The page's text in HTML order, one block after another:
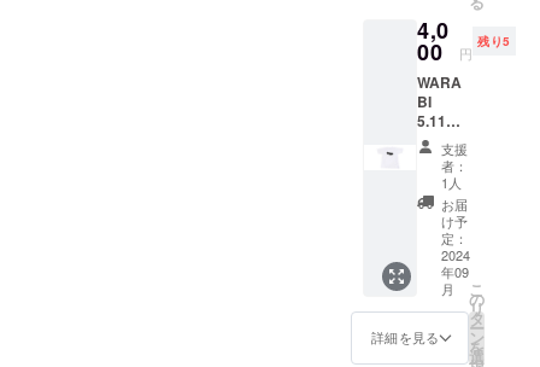
原産国:
日本 原
材料
名：米
こうじ
（国内
製
造）、
米（埼
玉県
産） わ
らび
ちゃん
のあま
ざけ
ゆず 名
称：あ
まざけ
内容
量：
770ｇ
保存方
法：直
射日光
多湿避
けて保
存 賞味
期限：
商品発
送時点
で90日
以上の
ものを
お届け
いたし
720ml
原材料
名：米
（国
産）、
米こう
じ（国
米）・
醸造ア
ルコー
ル 精米
歩合：
60％ ア
15％ 日
として
田んぼ
しなが
ら手間
をかけ
て育て
ていま
す。 保
存料や
着色
料、香
料を加
えず、
砂糖や
使用し
ていな
ただけ
ます。
もちに
使う桜
の葉の
塩漬け
を使用
するこ
とで、
お米が
ベース
である
ことで
道明寺
な風味
も味わ
100％
クルー
ネック
タイ
プ。 蕨
のゆず
と山椒
を使っ
たクラ
フト
ビール
のラベ
ルとお
同じデ
ザイン
のオリ
ジナルT
弊社
ホーム
ページ
へのお
名前掲
載・お
まけ
（埼玉
県産
狭山
茶 宇
治抹茶
入り玄
米茶
aburabi
オリジ
ナルブ
4,0
00 円
残り5
WARA
BI
5.11
㎢ オ
リジナ
ルTシャ
ツ Lサ
イズ
送料込
み お
よび
オリジ
ナル
シー
ル・お
支援
者：
1人
お届
け予
定：
2024
年09
月
詳細を見る
こ
の
リ
タ
ー
ン
を
選